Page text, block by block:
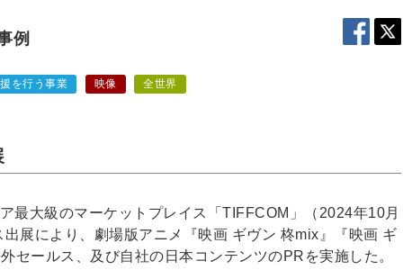
例
を行う事業 映像 全世界
最大級のマーケットプレイス「TIFFCOM」（2024年10月
展により、劇場版アニメ『映画 ギヴン 柊mix』『映画 ギ
セールス、及び自社の日本コンテンツのPRを実施した。